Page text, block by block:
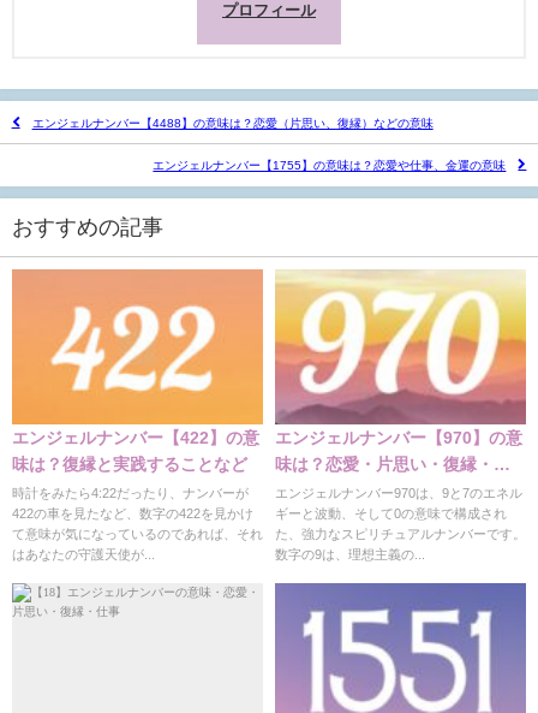
プロフィール
エンジェルナンバー【4488】の意味は？恋愛（片思い、復縁）などの意味
エンジェルナンバー【1755】の意味は？恋愛や仕事、金運の意味
おすすめの記事
エンジェルナンバー【422】の意
味は？復縁と実践することなど
時計をみたら4:22だったり、ナンバーが
422の車を見たなど、数字の422を見かけ
て意味が気になっているのであれば、それ
はあなたの守護天使が...
エンジェルナンバー【970】の意
味は？恋愛・片思い・復縁・仕
事徹底解説
エンジェルナンバー970は、9と7のエネル
ギーと波動、そして0の意味で構成され
た、強力なスピリチュアルナンバーです。
数字の9は、理想主義の...